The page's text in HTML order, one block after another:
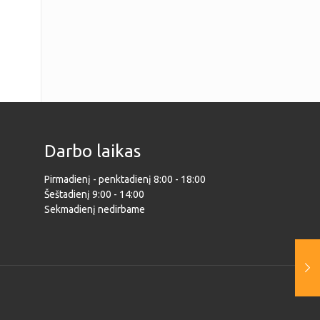
Darbo laikas
Pirmadienį - penktadienį 8:00 - 18:00
Šeštadienį 9:00 - 14:00
Sekmadienį nedirbame